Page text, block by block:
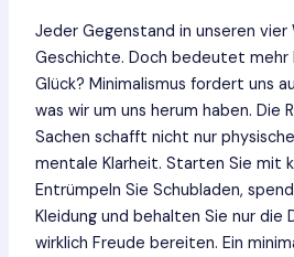
Jeder Gegenstand in unseren vier
Geschichte. Doch bedeutet mehr
Glück? Minimalismus fordert uns
was wir um uns herum haben. Die
Sachen schafft nicht nur
mentale Klarheit. Starten Sie mit
Entrümpeln Sie Schubladen,
Kleidung und behalten Sie nur die
wirklich Freude bereiten. Ein